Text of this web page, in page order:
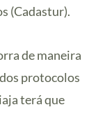
(Cadastur).
de maneira
protocolos
terá que